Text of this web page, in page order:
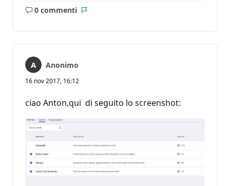
0 commenti
Nessun
Anonimo
16 nov 2017, 16:12
ciao Anton,qui di seguito lo screenshot: